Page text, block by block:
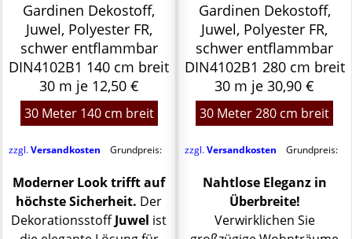
Gardinen Dekostoff,
Juwel, Polyester FR,
schwer entflammbar
DIN4102B1 140 cm breit
30 m je 12,50 €
30 Meter 140 cm breit
zzgl.Versandkosten Grundpreis:
Moderner Look trifft auf
höchste Sicherheit. Der
DekorationsstoffJuwel ist
Gardinen Dekostoff,
Juwel, Polyester FR,
schwer entflammbar
DIN4102B1 280 cm breit
30 m je 30,90 €
30 Meter 280 cm breit
zzgl.Versandkosten Grundpreis:
Nahtlose Eleganz in
Überbreite!
Verwirklichen Sie